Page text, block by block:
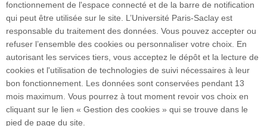
Investissement d’avenir (CGI)
Accueil des publics internationaux
L’Université Paris-Saclay coordonne l'Alliance
européenne EUGLOH et est membre des réseaux
fonctionnement de l'espace connecté et de la barre de notification
qui peut être utilisée sur le site. L’Université Paris-Saclay est
responsable du traitement des données. Vous pouvez accepter ou
refuser l’ensemble des cookies ou personnaliser votre choix. En
autorisant les services tiers, vous acceptez le dépôt et la lecture de
cookies et l'utilisation de technologies de suivi nécessaires à leur
bon fonctionnement. Les données sont conservées pendant 13
mois maximum. Vous pourrez à tout moment revoir vos choix en
cliquant sur le lien « Gestion des cookies » qui se trouve dans le
pied de page du site.